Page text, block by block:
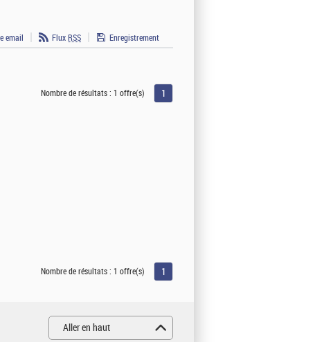
email Flux RSS
Enregistrement
Nombre de résultats : 1 offre(s) 1
Nombre de résultats : 1 offre(s) 1
Aller en haut